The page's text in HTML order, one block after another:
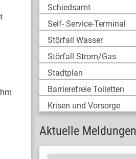
Schiedsamt
Self- Service-Terminal
Störfall Wasser
Störfall Strom/Gas
Stadtplan
Barrierefreie Toiletten
Krisen und Vorsorge
Aktuelle Meldungen